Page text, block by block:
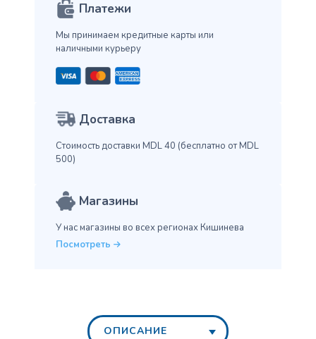
Платежи
Мы принимаем кредитные карты или
наличными курьеру
Доставка
Стоимость доставки MDL 40 (бесплатно от MDL
500)
Магазины
У нас магазины во всех регионах Кишинева
Посмотреть
ОПИСАНИЕ